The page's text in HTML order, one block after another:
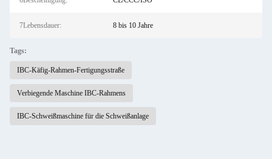
7Lebensdauer: 8 bis 10 Jahre
Tags:
IBC-Käfig-Rahmen-Fertigungsstraße
Verbiegende Maschine IBC-Rahmens
IBC-Schweißmaschine für die Schweißanlage